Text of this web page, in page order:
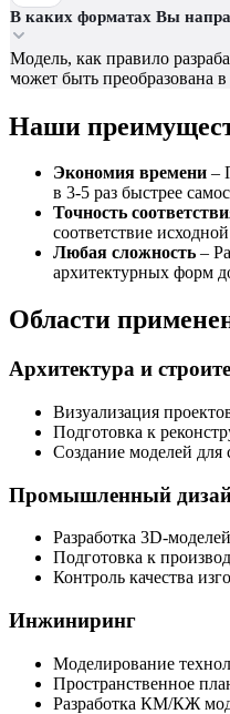
В каких форматах Вы
Модель, как правило
может быть преобразована
Наши
Экономия времени –
в 3-5 раз быстрее
Точность
соответствие
Любая сложность –
архитектурных форм
Области
Архитектура и
Визуализация
Подготовка к
Создание моделей для
Промышленный
Разработка 3D-
Подготовка к
Контроль качества
Инжиниринг
Моделирование
Пространственное
Разработка КМ/КЖ